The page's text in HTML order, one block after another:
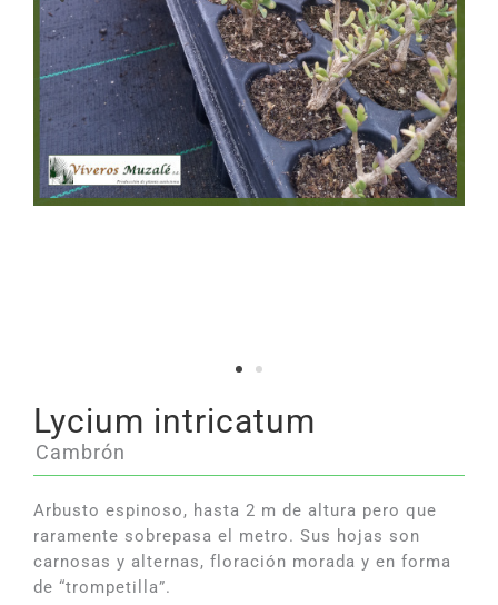
Lycium intricatum
Cambrón
Arbusto espinoso, hasta 2 m de altura pero que
raramente sobrepasa el metro. Sus hojas son
carnosas y alternas, floración morada y en forma
de “trompetilla”.